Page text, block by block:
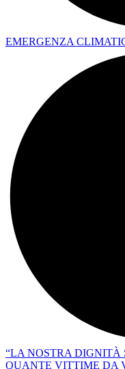
EMERGENZA
“LA NOSTRA DIGNITÀ
QUANTE VITTIME DA